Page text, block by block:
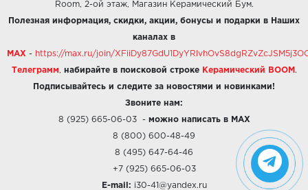
Room, 2-ой этаж, Магазин Керамический Бум.
Полезная информация, скидки, акции, бонусы и подарки в Наших
каналах в
MAX - https://max.ru/join/
Телеграмм набирайте в поисковой строке Керамический BOOM .
Подписывайтесь и следите за новостями и новинками!
Звоните нам:
8 (925) 665-06-03- можно написать в MAX
8 (800) 600-48-49
8 (495) 647-64-46
+7 (925) 665-06-03
E-mail: i30-41@yandex.ru